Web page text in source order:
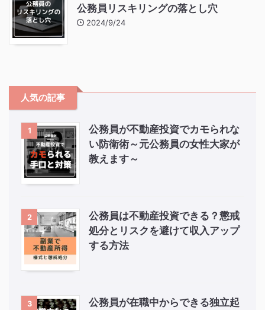
公務員リスキリングの落とし穴
2024/9/24
人気の記事
1
公務員が不動産投資でカモられな
い防衛術～元公務員の女性大家が
教えます～
2
公務員は不動産投資できる？懲戒
処分とリスクを避けて収入アップ
する方法
3
公務員が在職中からできる独立起